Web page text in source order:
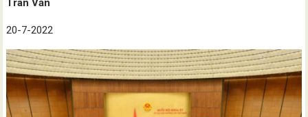
Trân Văn
20-7-2022